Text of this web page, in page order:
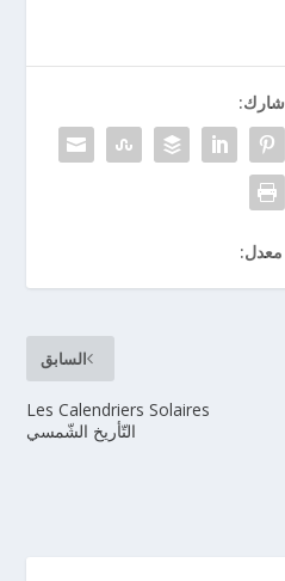
شارك:
معدل:
السابق
Les Calendriers Solaires
التّأريخ الشّمسي